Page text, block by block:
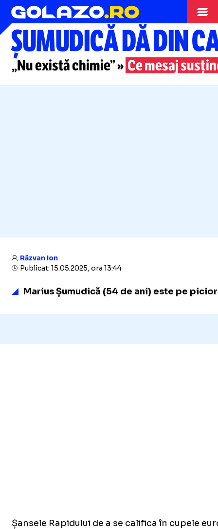
Superliga
ȘUMUDICĂ DĂ DIN
„Nu există chimie” » Ce mesaj
Răzvan Ion
Publicat: 15.05.2025, ora 13:44
Marius Șumudică (54 de ani) este pe
Șansele Rapidului de a se califica în cupele